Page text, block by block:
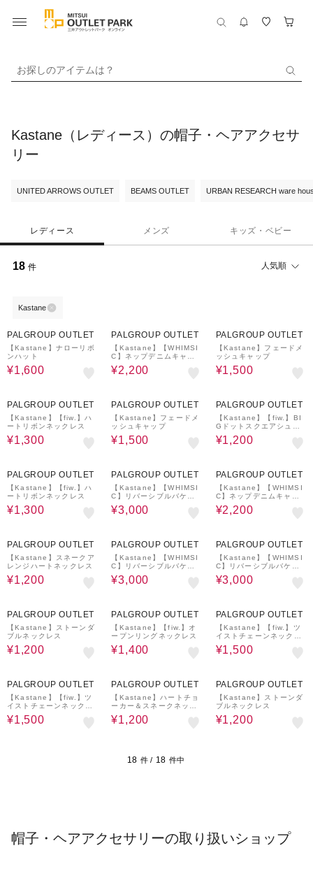
お探しのアイテムは？
Kastane（レディース）の帽子・ヘアアクセサ
リー
UNITED ARROWS OUTLET BEAMS OUTLET URBAN RESEARCH ware
レディース メンズ キッズ・ベビー
18 件 人気順
Kastane
PALGROUP OUTLET
【Kastane】ナローリボ
ンハット
¥1,600
PALGROUP OUTLET
【Kastane】【WHIMSI
C】ネップデニムキャッ
プ
¥2,200
PALGROUP OUTLET
【Kastane】フェードメ
ッシュキャップ
¥1,500
PALGROUP OUTLET
【Kastane】【fiw.】ハ
ートリボンネックレス
¥1,300
PALGROUP OUTLET
【Kastane】フェードメ
ッシュキャップ
¥1,500
PALGROUP OUTLET
【Kastane】【fiw.】BI
Gドットスクエアシュシ
ュ
¥1,200
PALGROUP OUTLET
【Kastane】【fiw.】ハ
ートリボンネックレス
¥1,300
PALGROUP OUTLET
【Kastane】【WHIMSI
C】リバーシブルバケッ
トハット
¥3,000
PALGROUP OUTLET
【Kastane】【WHIMSI
C】ネップデニムキャッ
プ
¥2,200
PALGROUP OUTLET
【Kastane】スネークア
レンジハートネックレス
¥1,200
PALGROUP OUTLET
【Kastane】【WHIMSI
C】リバーシブルバケッ
トハット
¥3,000
PALGROUP OUTLET
【Kastane】【WHIMSI
C】リバーシブルバケッ
トハット
¥3,000
PALGROUP OUTLET
【Kastane】ストーンダ
ブルネックレス
¥1,200
PALGROUP OUTLET
【Kastane】【fiw.】オ
ープンリングネックレス
¥1,400
PALGROUP OUTLET
【Kastane】【fiw.】ツ
イストチェーンネックレ
ス
¥1,500
PALGROUP OUTLET
【Kastane】【fiw.】ツ
イストチェーンネックレ
ス
¥1,500
PALGROUP OUTLET
【Kastane】ハートチョ
ーカー＆スネークネック
レス
¥1,200
PALGROUP OUTLET
【Kastane】ストーンダ
ブルネックレス
¥1,200
18 件 / 18 件中
帽子・ヘアアクセサリーの取り扱いショップ